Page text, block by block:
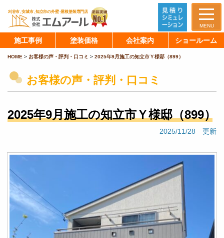
MENU
施工事例 塗装価格 会社案内 ショールーム
HOME > お客様の声・評判・口コミ > 2025年9月施工の知立市Ｙ様邸（899）
お客様の声・評判・口コミ
2025年9月施工の知立市Ｙ様邸（899）
2025/11/28 更新